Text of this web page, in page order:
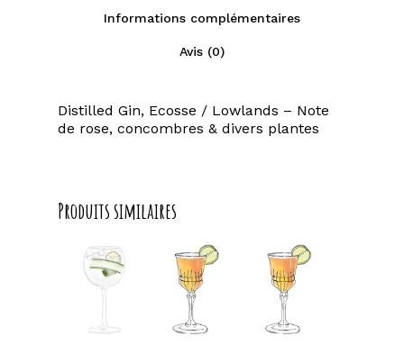
Informations complémentaires
Avis (0)
Distilled Gin, Ecosse / Lowlands – Note
de rose, concombres & divers plantes
Produits similaires